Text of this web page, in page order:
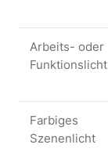
Arbeits- oder
Funktionslicht
Farbiges
Szenenlicht